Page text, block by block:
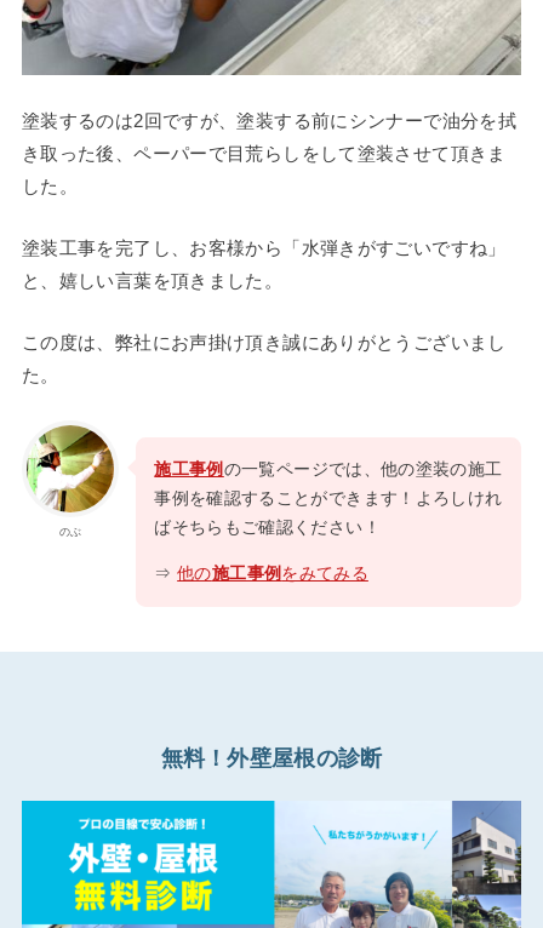
塗装するのは2回ですが、塗装する前にシンナーで油分を拭
き取った後、ペーパーで目荒らしをして塗装させて頂きま
した。
塗装工事を完了し、お客様から「水弾きがすごいですね」
と、嬉しい言葉を頂きました。
この度は、弊社にお声掛け頂き誠にありがとうございまし
た。
のぶ
施工事例 の一覧ページでは、他の塗装の施工
事例を確認することができます！よろしけれ
ばそちらもご確認ください！
⇒他の施工事例 をみてみる
無料！外壁屋根の診断